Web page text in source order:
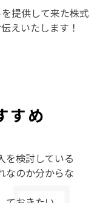
提供して来た株式
えいたします！
すめ
を検討している
なのか分からな